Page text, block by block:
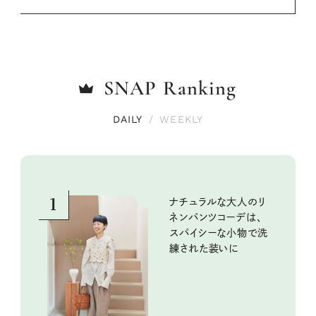
SNAP Ranking
DAILY / WEEKLY
1
ナチュラルな大人のリ
ネンパンツコーデは、
スパイシーな小物で洗
練された装いに